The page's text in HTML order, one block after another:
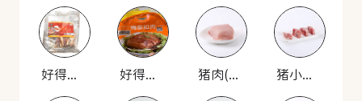
好得睐 梅菜扣肉 好得睐 梅菜扣肉 猪肉(瘦) 猪小排(良杂猪)